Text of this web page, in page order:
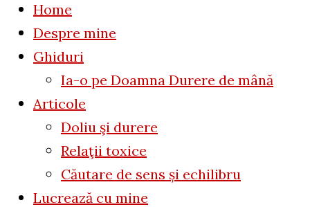
Home
Despre mine
Ghiduri
Ia-o pe Doamna Durere de mână
Articole
Doliu şi durere
Relaţii toxice
Căutare de sens și echilibru
Lucrează cu mine